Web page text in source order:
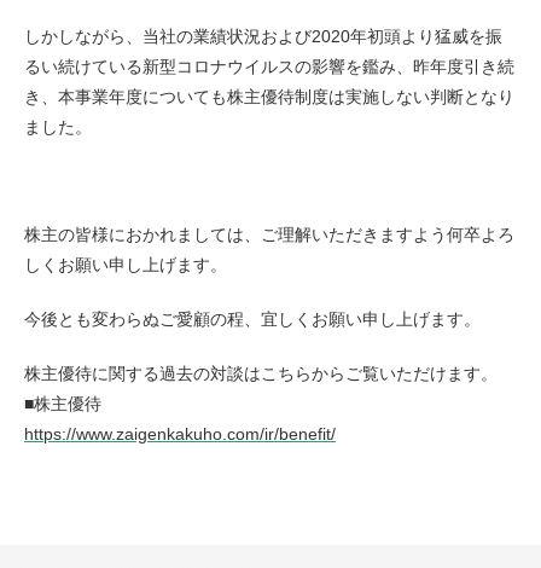
しかしながら、当社の業績状況および2020年初頭より猛威を振
るい続けている新型コロナウイルスの影響を鑑み、昨年度引き続
き、本事業年度についても株主優待制度は実施しない判断となり
ました。
株主の皆様におかれましては、ご理解いただきますよう何卒よろ
しくお願い申し上げます。
今後とも変わらぬご愛顧の程、宜しくお願い申し上げます。
株主優待に関する過去の対談はこちらからご覧いただけます。
■株主優待
https://www.zaigenkakuho.com/ir/benefit/